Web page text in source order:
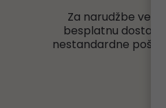
Za narudžbe
besplatnu dostavu
nestandardne